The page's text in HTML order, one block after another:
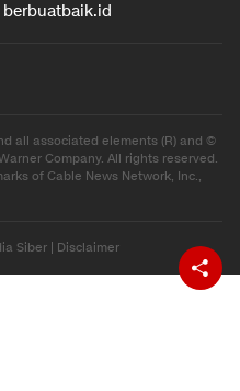
berbuatbaik.id
all associated elements (R) and ©
Company. All rights reserved.
of Cable News Network, Inc.,
Siber Disclaimer